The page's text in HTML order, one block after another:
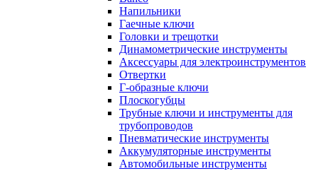
Напильники
Гаечные ключи
Головки и трещотки
Динамометрические инструменты
Аксессуары для электроинструментов
Отвертки
Г-образные ключи
Плоскогубцы
Трубные ключи и инструменты для
трубопроводов
Пневматические инструменты
Аккумуляторные инструменты
Автомобильные инструменты